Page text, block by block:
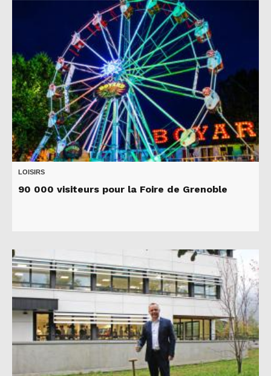
LOISIRS
90 000 visiteurs pour la Foire de Grenoble